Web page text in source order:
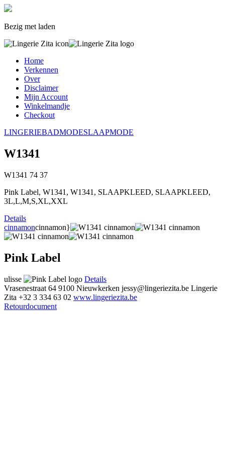
Bezig met laden
Home
Verkennen
Over
Disclaimer
Mijn Account
Winkelmandje
Checkout
LINGERIEBADMODESLAAPMODE
W1341
W1341 74 37
Pink Label, W1341, W1341, SLAAPKLEED, SLAAPKLEED,
3L,L,M,S,XL,XXL
Details
cinnamoncinnamon}
Pink Label
ulisse
Details
Vrasenestraat 64 9100 Nieuwkerken jessy@lingeriezita.be Lingerie
Zita +32 3 334 63 02 www.lingeriezita.be
Retourdocument